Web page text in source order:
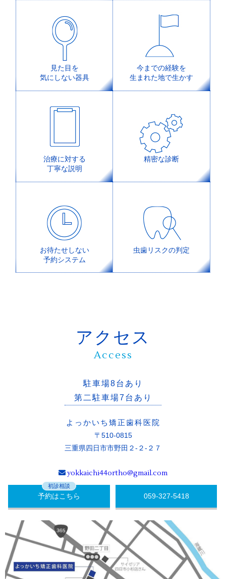
見た目を
気にしない器具
今までの経験を
生まれた地で生かす
治療に対する
丁寧な説明
精密な診断
お待たせしない
予約システム
虫歯リスクの判定
アクセス
Access
駐車場8台あり
第二駐車場7台あり
よっかいち矯正歯科医院
〒510-0815
三重県四日市市野田２-２-２７
yokkaichi44ortho@gmail.com
予約はこちら
初診相談
059-327-5418